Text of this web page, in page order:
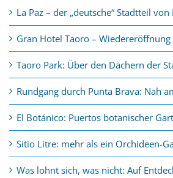
La Paz – der „deutsche“ Stadtteil
Gran Hotel Taoro –
Taoro Park: Über den Dächern der
Rundgang durch Punta Brava: Nah
El Botánico: Puertos botanischer
Sitio Litre: mehr als ein Orchideen-
Was lohnt sich, was nicht: Auf